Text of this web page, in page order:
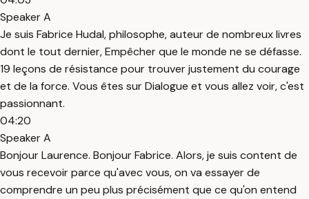
Speaker A
Je suis Fabrice Hudal, philosophe, auteur de nombreux livres
dont le tout dernier, Empêcher que le monde ne se défasse.
19 leçons de résistance pour trouver justement du courage
et de la force. Vous êtes sur Dialogue et vous allez voir, c'est
passionnant.
04:20
Speaker A
Bonjour Laurence. Bonjour Fabrice. Alors, je suis content de
vous recevoir parce qu'avec vous, on va essayer de
comprendre un peu plus précisément que ce qu'on entend